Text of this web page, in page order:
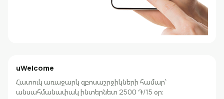
uWelcome
Հատուկ առաջարկ զբոսաշրջիկների համար՝
անսահմանափակ ինտերնետ 2500 ֏/15 օր։